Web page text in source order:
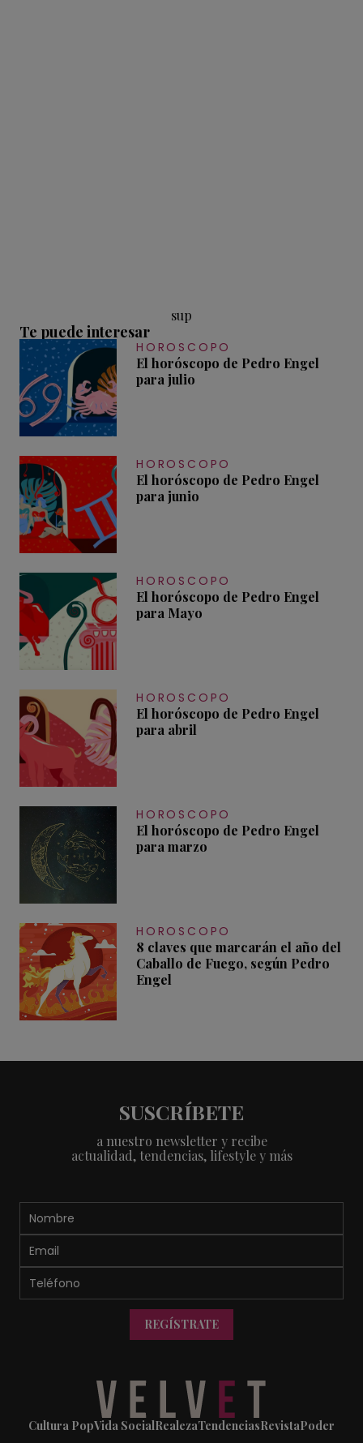
sup
Te puede interesar
HOROSCOPO
El horóscopo de Pedro Engel
para julio
HOROSCOPO
El horóscopo de Pedro Engel
para junio
HOROSCOPO
El horóscopo de Pedro Engel
para Mayo
HOROSCOPO
El horóscopo de Pedro Engel
para abril
HOROSCOPO
El horóscopo de Pedro Engel
para marzo
HOROSCOPO
8 claves que marcarán el año del
Caballo de Fuego, según Pedro
Engel
SUSCRÍBETE
a nuestro newsletter y recibe
actualidad, tendencias, lifestyle y más
REGÍSTRATE
Cultura PopVida SocialRealezaTendenciasRevistaPoder